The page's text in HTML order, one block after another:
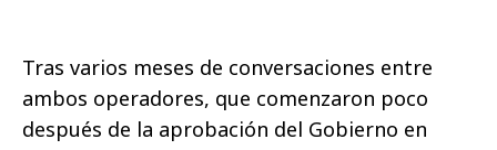
Tras varios meses de conversaciones entre
ambos operadores, que comenzaron poco
después de la aprobación del Gobierno en